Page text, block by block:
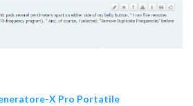
X Pro Portatile